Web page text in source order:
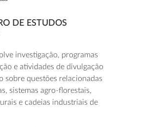
DE ESTUDOS
investigação, programas
e atividades de divulgação
sobre questões relacionadas
sistemas agro-florestais,
e cadeias industriais de